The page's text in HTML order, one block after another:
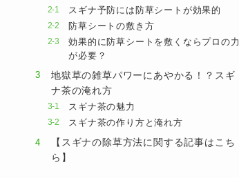
スギナ予防には防草シートが効果的
防草シートの敷き方
効果的に防草シートを敷くならプロの力
が必要？
地獄草の雑草パワーにあやかる！？スギ
ナ茶の淹れ方
スギナ茶の魅力
スギナ茶の作り方と淹れ方
【スギナの除草方法に関する記事はこち
ら】